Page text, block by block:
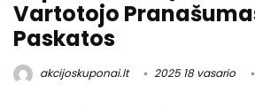
Vartotojo
Paskatos
akcijoskuponai.lt 2025 18 vasario